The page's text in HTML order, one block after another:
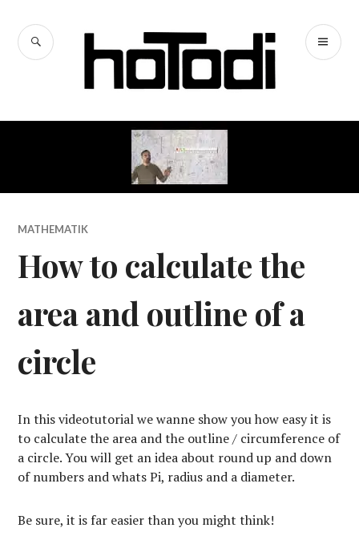
Inhalt
springen
hoTodi
SUCHE
MATHEMATIK
How to calculate the
area and outline of a
circle
In this videotutorial we wanne show you how easy it is
to calculate the area and the outline / circumference of
a circle. You will get an idea about round up and down
of numbers and whats Pi, radius and a diameter.
Be sure, it is far easier than you might think!